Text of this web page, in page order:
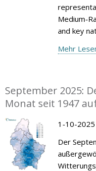
Medium-
and key
Mehr
September 2025:
Monat seit 1947
1-10-2025
Der